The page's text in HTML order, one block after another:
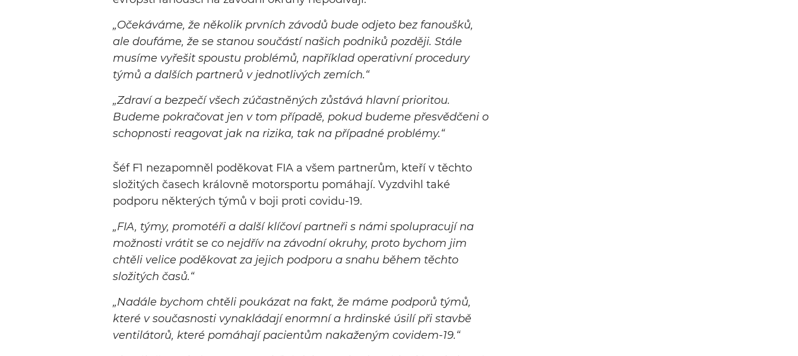
„Očekáváme, že několik prvních závodů bude odjeto bez fanoušků,
ale doufáme, že se stanou součástí našich podniků později. Stále
musíme vyřešit spoustu problémů, například operativní procedury
týmů a dalších partnerů v jednotlivých zemích.“
„Zdraví a bezpečí všech zúčastněných zůstává hlavní prioritou.
Budeme pokračovat jen v tom případě, pokud budeme přesvědčeni o
schopnosti reagovat jak na rizika, tak na případné problémy.“
Šéf F1 nezapomněl poděkovat FIA a všem partnerům, kteří v těchto
složitých časech královně motorsportu pomáhají. Vyzdvihl také
podporu některých týmů v boji proti covidu-19.
„FIA, týmy, promotéři a další klíčoví partneři s námi spolupracují na
možnosti vrátit se co nejdřív na závodní okruhy, proto bychom jim
chtěli velice poděkovat za jejich podporu a snahu během těchto
složitých časů.“
„Nadále bychom chtěli poukázat na fakt, že máme podporů týmů,
které v současnosti vynakládají enormní a hrdinské úsilí při stavbě
ventilátorů, které pomáhají pacientům nakaženým covidem-19.“